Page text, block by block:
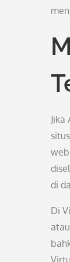
situs
di
Di
atau